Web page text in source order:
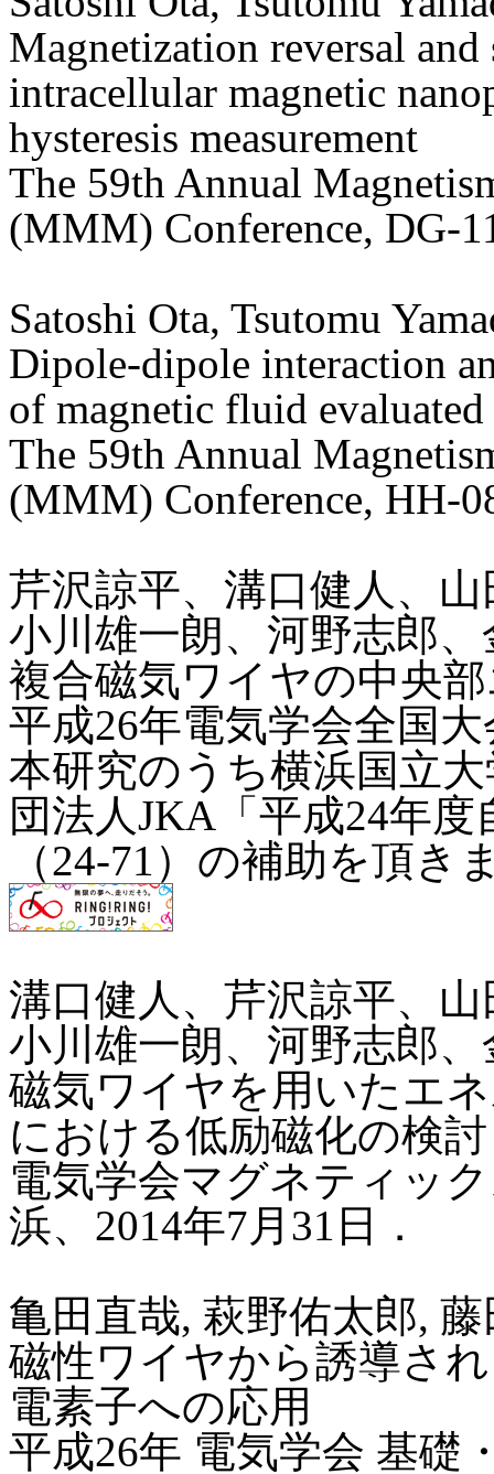
Magnetization reversal
intracellular magnetic
hysteresis measurement
The 59th Annual
(MMM) Conference, DG-
Satoshi Ota, Tsutomu
Dipole-dipole interaction
of magnetic fluid evaluated
The 59th Annual
(MMM) Conference, HH-
芹沢諒平、溝口健人、
小川雄一朗、河野志郎
複合磁気ワイヤの中央
平成26年電気学会全国
本研究のうち横浜国立
団法人JKA「平成24年
（24-71）の補助を頂き
溝口健人、芹沢諒平、
小川雄一朗、河野志郎
磁気ワイヤを用いたエ
における低励磁化の検討
電気学会マグネティッ
浜、2014年7月31日．
亀田直哉, 萩野佑太郎,
磁性ワイヤから誘導さ
電素子への応用
平成26年 電気学会 基礎